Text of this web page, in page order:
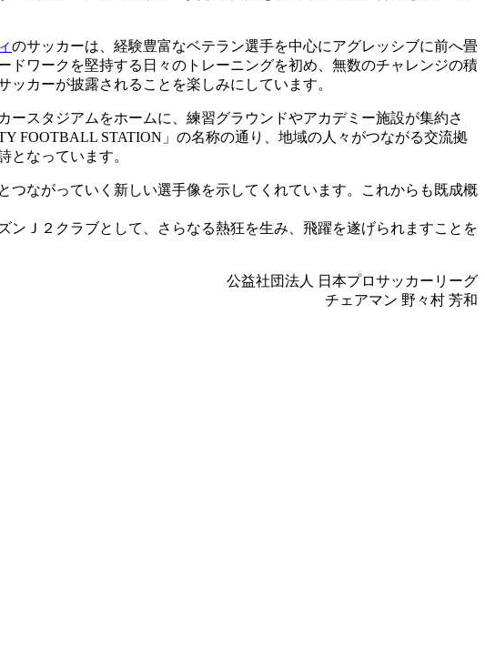
のサッカーは、経験豊富なベテラン選手を中心にアグレッシブに前へ畳
ワークを堅持する日々のトレーニングを初め、無数のチャレンジの積
ッカーが披露されることを楽しみにしています。
スタジアムをホームに、練習グラウンドやアカデミー施設が集約さ
FOOTBALL STATION」の名称の通り、地域の人々がつながる交流拠
となっています。
ながっていく新しい選手像を示してくれています。これからも既成概
Ｊ２クラブとして、さらなる熱狂を生み、飛躍を遂げられますことを
公益社団法人 日本プロサッカーリーグ
チェアマン 野々村 芳和